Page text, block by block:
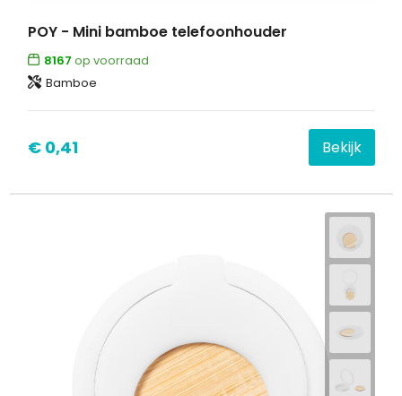
POY - Mini bamboe telefoonhouder
8167 op voorraad
Bamboe
€ 0,41 Bekijk